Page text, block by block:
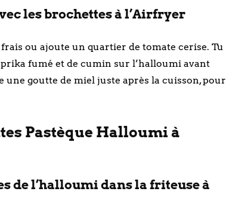
les brochettes à l’Airfryer
ou ajoute un quartier de tomate cerise. Tu
fumé et de cumin sur l’halloumi avant
une goutte de miel juste après la cuisson, pour
Pastèque Halloumi à
de l’halloumi dans la friteuse à